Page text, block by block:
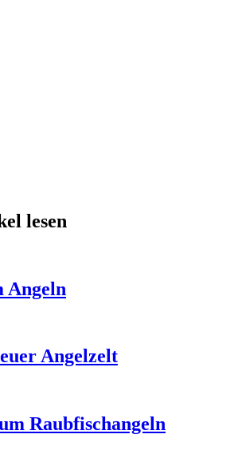
lesen
Angeln
Angelzelt
Raubfischangeln